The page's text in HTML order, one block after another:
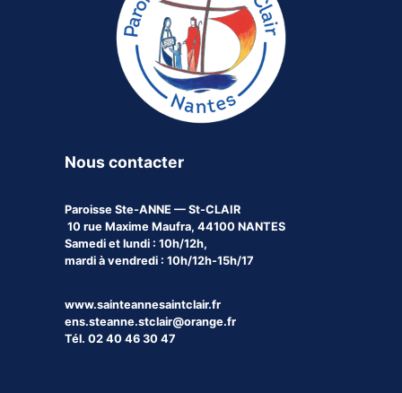
Nous contacter
Paroisse Ste-ANNE — St-CLAIR
10 rue Maxime Maufra, 44100 NANTES
Samedi et lundi : 10h/12h,
mardi à vendredi : 10h/12h-15h/17
www.sainteannesaintclair.fr
ens.steanne.stclair@orange.fr
Tél. 02 40 46 30 47